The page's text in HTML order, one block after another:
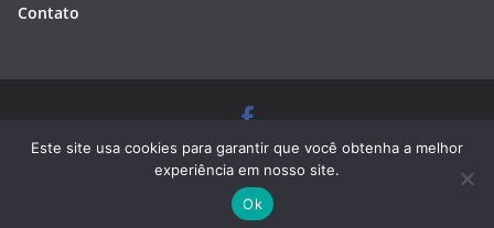
Contato
Copyright © 2026 Blog Cursos de Qualidade. Todos os
direitos reservados.
por ThemeGrill. Powered by
Este site usa cookies para garantir que você obtenha a melhor
experiência em nosso site.
Ok